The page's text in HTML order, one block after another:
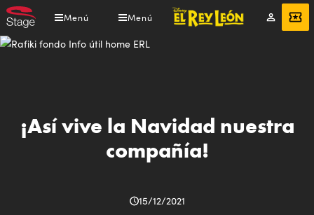
Pasar
al
contenido
Menú Menú
Mi
cuenta
ENTRADAS
¡Así vive la Navidad nuestra
compañía!
15/12/2021